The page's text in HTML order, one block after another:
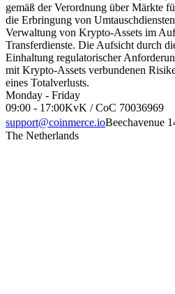
gemäß der Verordnung über Märkte
die Erbringung von
Verwaltung von Krypto-Assets im
Transferdienste. Die Aufsicht durch
Einhaltung regulatorischer
mit Krypto-Assets verbundenen
eines Totalverlusts.
Monday - Friday
09:00 - 17:00KvK / CoC 70036969
support@coinmerce.ioBeechavenue
The Netherlands